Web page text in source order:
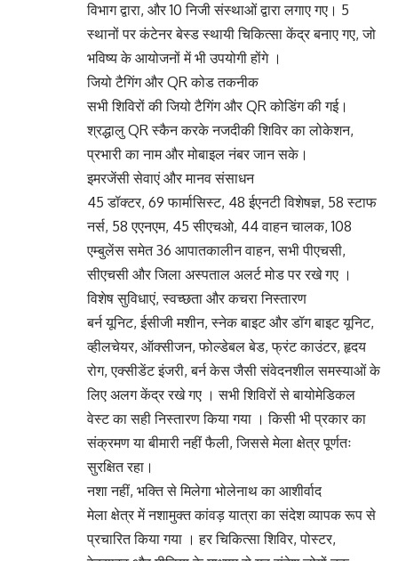
विभाग द्वारा, और 10 निजी संस्थाओं द्वारा लगाए गए। 5
स्थानों पर कंटेनर बेस्ड स्थायी चिकित्सा केंद्र बनाए गए, जो
भविष्य के आयोजनों में भी उपयोगी होंगे ।
जियो टैगिंग और QR कोड तकनीक
सभी शिविरों की जियो टैगिंग और QR कोडिंग की गई।
श्रद्धालु QR स्कैन करके नजदीकी शिविर का लोकेशन,
प्रभारी का नाम और मोबाइल नंबर जान सके।
इमरजेंसी सेवाएं और मानव संसाधन
45 डॉक्टर, 69 फार्मासिस्ट, 48 ईएनटी विशेषज्ञ, 58 स्टाफ
नर्स, 58 एएनएम, 45 सीएचओ, 44 वाहन चालक, 108
एम्बुलेंस समेत 36 आपातकालीन वाहन, सभी पीएचसी,
सीएचसी और जिला अस्पताल अलर्ट मोड पर रखे गए ।
विशेष सुविधाएं, स्वच्छता और कचरा निस्तारण
बर्न यूनिट, ईसीजी मशीन, स्नेक बाइट और डॉग बाइट यूनिट,
व्हीलचेयर, ऑक्सीजन, फोल्डेबल बेड, फ्रंट काउंटर, हृदय
रोग, एक्सीडेंट इंजरी, बर्न केस जैसी संवेदनशील समस्याओं के
लिए अलग केंद्र रखे गए । सभी शिविरों से बायोमेडिकल
वेस्ट का सही निस्तारण किया गया । किसी भी प्रकार का
संक्रमण या बीमारी नहीं फैली, जिससे मेला क्षेत्र पूर्णतः
सुरक्षित रहा।
नशा नहीं, भक्ति से मिलेगा भोलेनाथ का आशीर्वाद
मेला क्षेत्र में नशामुक्त कांवड़ यात्रा का संदेश व्यापक रूप से
प्रचारित किया गया । हर चिकित्सा शिविर, पोस्टर,